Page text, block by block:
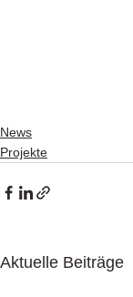
News
Projekte
Aktuelle Beiträge